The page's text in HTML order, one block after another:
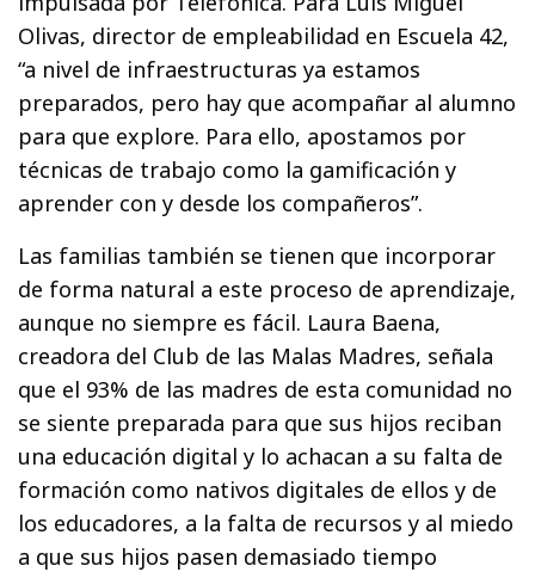
Olivas, director de empleabilidad en Escuela 42,
“a nivel de infraestructuras ya estamos
preparados, pero hay que acompañar al alumno
para que explore. Para ello, apostamos por
técnicas de trabajo como la gamificación y
aprender con y desde los compañeros”.
Las familias también se tienen que incorporar
de forma natural a este proceso de aprendizaje,
aunque no siempre es fácil. Laura Baena,
creadora del Club de las Malas Madres, señala
que el 93% de las madres de esta comunidad no
se siente preparada para que sus hijos reciban
una educación digital y lo achacan a su falta de
formación como nativos digitales de ellos y de
los educadores, a la falta de recursos y al miedo
a que sus hijos pasen demasiado tiempo